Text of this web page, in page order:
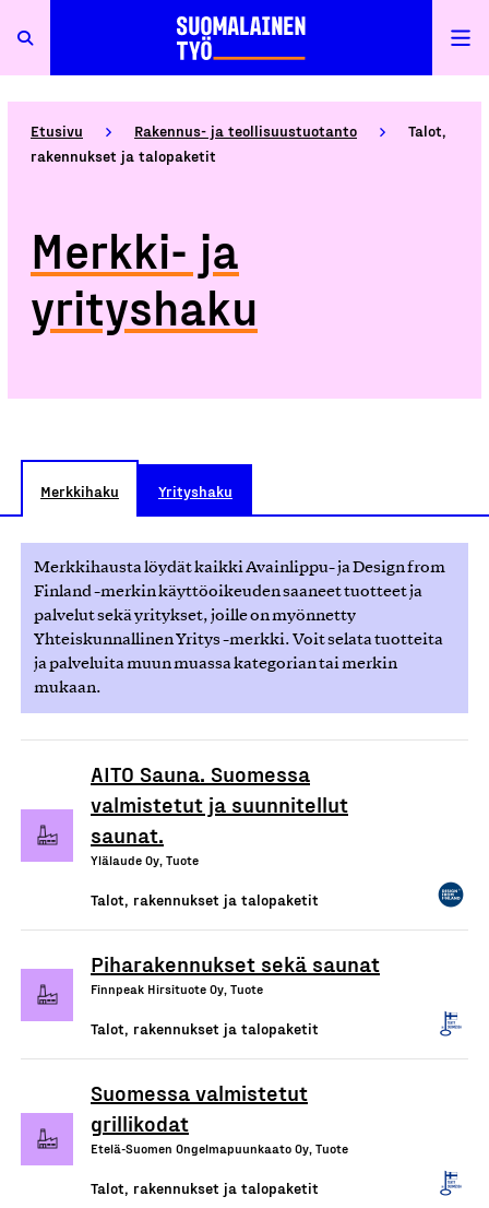
Etusivu Rakennus- ja teollisuustuotanto
Talot,
rakennukset ja talopaketit
Merkki- ja
yrityshaku
Merkkihaku Yrityshaku
Merkkihausta löydät kaikki Avainlippu- ja Design from
Finland -merkin käyttöoikeuden saaneet tuotteet ja
palvelut sekä yritykset, joille on myönnetty
Yhteiskunnallinen Yritys -merkki. Voit selata tuotteita
ja palveluita muun muassa kategorian tai merkin
mukaan.
AITO Sauna. Suomessa
valmistetut ja suunnitellut
saunat.
Ylälaude Oy, Tuote
Talot, rakennukset ja talopaketit
Piharakennukset sekä saunat
Finnpeak Hirsituote Oy, Tuote
Talot, rakennukset ja talopaketit
Suomessa valmistetut
grillikodat
Etelä-Suomen Ongelmapuunkaato Oy, Tuote
Talot, rakennukset ja talopaketit